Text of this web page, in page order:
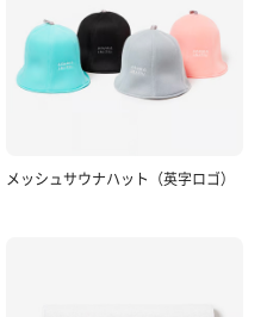
メッシュサウナハット（英字ロゴ）